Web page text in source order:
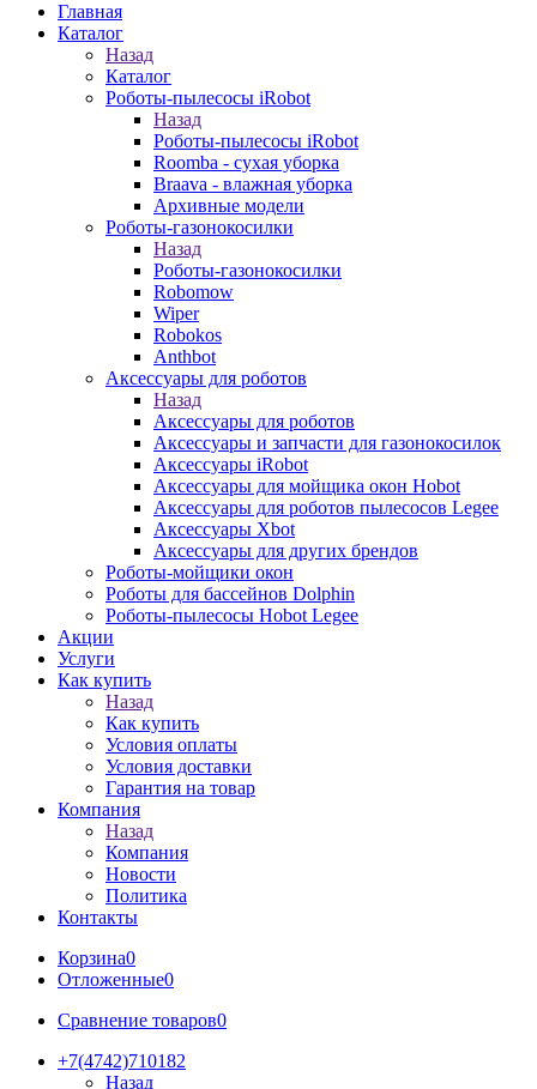
Главная
Каталог
Назад
Каталог
Роботы-пылесосы iRobot
Назад
Роботы-пылесосы iRobot
Roomba - сухая уборка
Braava - влажная уборка
Архивные модели
Роботы-газонокосилки
Назад
Роботы-газонокосилки
Robomow
Wiper
Robokos
Anthbot
Аксессуары для роботов
Назад
Аксессуары для роботов
Аксессуары и запчасти для газонокосилок
Аксессуары iRobot
Аксессуары для мойщика окон Hobot
Аксессуары для роботов пылесосов Legee
Аксессуары Xbot
Аксессуары для других брендов
Роботы-мойщики окон
Роботы для бассейнов Dolphin
Роботы-пылесосы Hobot Legee
Акции
Услуги
Как купить
Назад
Как купить
Условия оплаты
Условия доставки
Гарантия на товар
Компания
Назад
Компания
Новости
Политика
Контакты
Корзина0
Отложенные0
Сравнение товаров0
+7(4742)710182
Назад